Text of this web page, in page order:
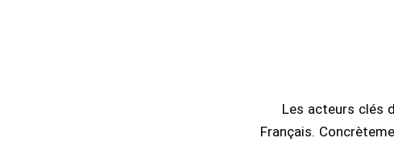
Les acteurs clés
Français.